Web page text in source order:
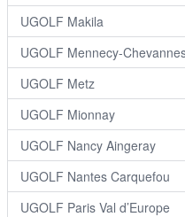
UGOLF Makila
UGOLF Mennecy-
UGOLF Metz
UGOLF Mionnay
UGOLF Nancy Aingeray
UGOLF Nantes Carquefou
UGOLF Paris Val d’Europe